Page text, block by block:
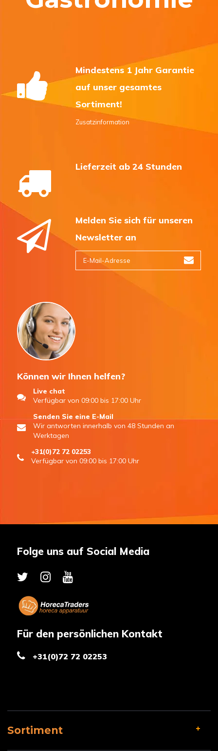
Mindestens 1 Jahr Garantie
auf unser gesamtes
Sortiment!
Zusatzinformation
Lieferzeit ab 24 Stunden
Melden Sie sich für unseren
Newsletter an
Können wir Ihnen helfen?
Live chat
Verfügbar von 09:00 bis 17:00 Uhr
Senden Sie eine E-Mail
Wir antworten innerhalb von 48 Stunden an
Werktagen
+31(0)72 72 02253
Verfügbar von 09:00 bis 17:00 Uhr
Folge uns auf Social Media
Für den persönlichen Kontakt
+31(0)72 72 02253
Sortiment